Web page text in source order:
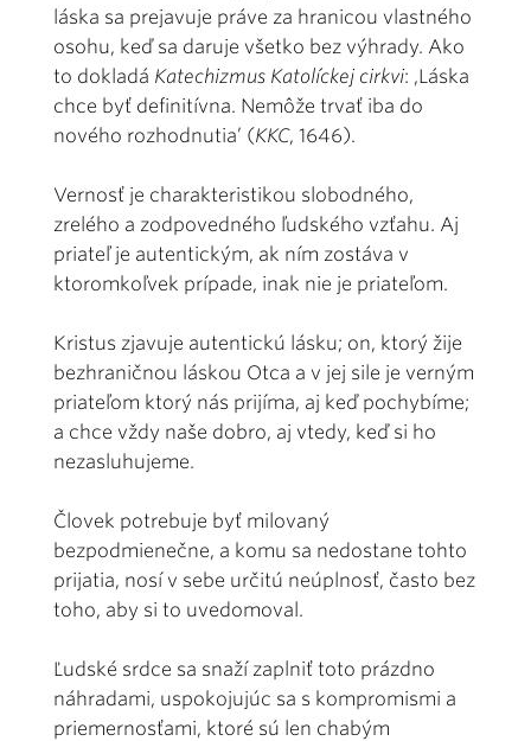
láska sa prejavuje práve za hranicou vlastného
osohu, keď sa daruje všetko bez výhrady. Ako
to dokladá Katechizmus Katolíckej cirkvi: ,Láska
chce byť definitívna. Nemôže trvať iba do
nového rozhodnutia’ (KKC, 1646).
Vernosť je charakteristikou slobodného,
zrelého a zodpovedného ľudského vzťahu. Aj
priateľ je autentickým, ak ním zostáva v
ktoromkoľvek prípade, inak nie je priateľom.
Kristus zjavuje autentickú lásku; on, ktorý žije
bezhraničnou láskou Otca a v jej sile je verným
priateľom ktorý nás prijíma, aj keď pochybíme;
a chce vždy naše dobro, aj vtedy, keď si ho
nezasluhujeme.
Človek potrebuje byť milovaný
bezpodmienečne, a komu sa nedostane tohto
prijatia, nosí v sebe určitú neúplnosť, často bez
toho, aby si to uvedomoval.
Ľudské srdce sa snaží zaplniť toto prázdno
náhradami, uspokojujúc sa s kompromismi a
priemernosťami, ktoré sú len chabým